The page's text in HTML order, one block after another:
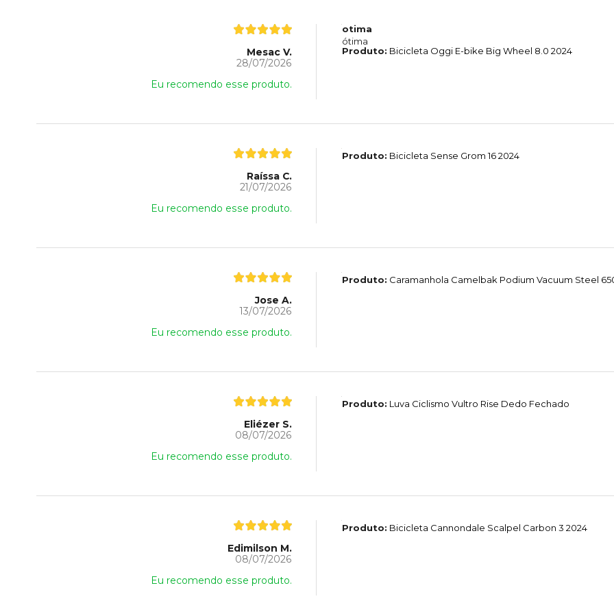
Mesac V.
28/07/2026
Eu recomendo esse produto.
otima
ótima
Produto: Bicicleta Oggi E-bike Big Wheel 8.0 2024
Raíssa C.
21/07/2026
Eu recomendo esse produto.
Produto: Bicicleta Sense Grom 16 2024
Jose A.
13/07/2026
Eu recomendo esse produto.
Produto: Caramanhola Camelbak Podium Vacuum Steel
Eliézer S.
08/07/2026
Eu recomendo esse produto.
Produto: Luva Ciclismo Vultro Rise Dedo Fechado
Edimilson M.
08/07/2026
Eu recomendo esse produto.
Produto: Bicicleta Cannondale Scalpel Carbon 3 2024